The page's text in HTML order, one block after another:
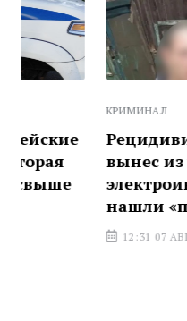
Рецидивист из
вынес из чужой
нашли «по
12:31 07 АВГУСТА 2026